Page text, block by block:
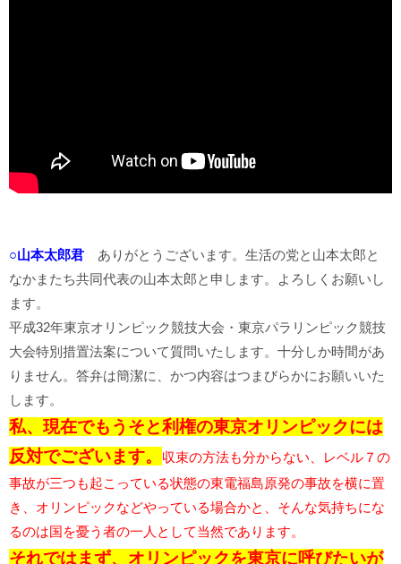
○山本太郎君 ありがとうございます。生活の党と山本太郎と
なかまたち共同代表の山本太郎と申します。よろしくお願いし
ます。
平成32年東京オリンピック競技大会・東京パラリンピック競技
大会特別措置法案について質問いたします。十分しか時間があ
りません。答弁は簡潔に、かつ内容はつまびらかにお願いいた
します。
私、現在でもうそと利権の東京オリンピックには
反対でございます。
収束の方法も分からない、レベル７の
事故が三つも起こっている状態の東電福島原発の事故を横に置
き、オリンピックなどやっている場合かと、そんな気持ちにな
るのは国を憂う者の一人として当然であります。
それではまず、オリンピックを東京に呼びたいが